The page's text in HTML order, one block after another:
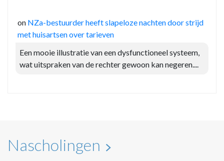
on NZa-bestuurder heeft slapeloze nachten door strijd
met huisartsen over tarieven
Een mooie illustratie van een dysfunctioneel systeem,
wat uitspraken van de rechter gewoon kan negeren....
Nascholingen